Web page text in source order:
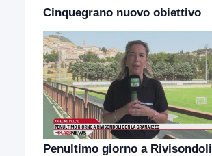
Cinquegrano nuovo obiettivo
Penultimo giorno a Rivisondoli